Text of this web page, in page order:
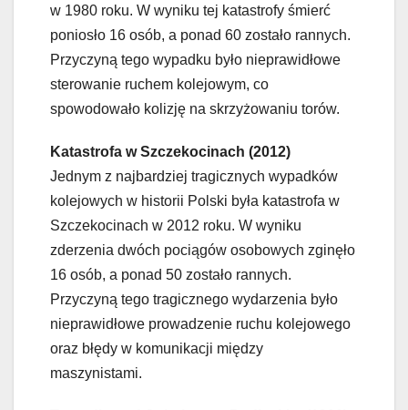
w 1980 roku. W wyniku tej katastrofy śmierć
poniosło 16 osób, a ponad 60 zostało rannych.
Przyczyną tego wypadku było nieprawidłowe
sterowanie ruchem kolejowym, co
spowodowało kolizję na skrzyżowaniu torów.
Katastrofa w Szczekocinach (2012)
Jednym z najbardziej tragicznych wypadków
kolejowych w historii Polski była katastrofa w
Szczekocinach w 2012 roku. W wyniku
zderzenia dwóch pociągów osobowych zginęło
16 osób, a ponad 50 zostało rannych.
Przyczyną tego tragicznego wydarzenia było
nieprawidłowe prowadzenie ruchu kolejowego
oraz błędy w komunikacji między
maszynistami.